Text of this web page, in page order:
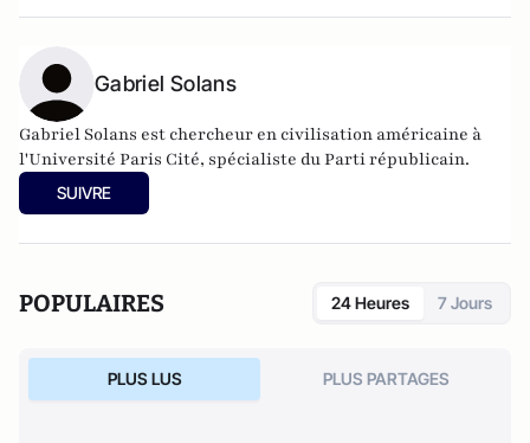
Gabriel Solans
Gabriel Solans est chercheur en civilisation américaine à
l'Université Paris Cité, spécialiste du Parti républicain.
SUIVRE
POPULAIRES 24 Heures 7 Jours
PLUS LUS PLUS PARTAGES